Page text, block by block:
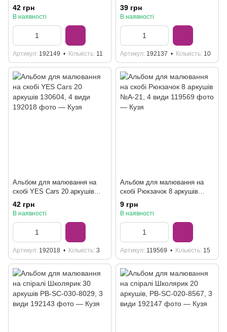
перфорацією ТЕ15038, 4 види
42 грн
В наявності
Артикул 192149 Кількість 11
види
39 грн
В наявності
Артикул 192137 Кількість 10
Альбом для малювання на
скобі YES Cars 20 аркушів
130604, 4 види
42 грн
В наявності
Артикул 192018 Кількість 3
Альбом для малювання на
скобі Рюкзачок 8 аркушів
№А-21, 4 види
9 грн
В наявності
Артикул 119569 Кількість 15